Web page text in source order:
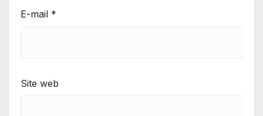
E-mail *
Site web